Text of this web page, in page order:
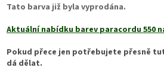
Tato barva již byla vyprodána.
Aktuální nabídku barev paracordu 550
Pokud přece jen potřebujete přesně
dá dělat.